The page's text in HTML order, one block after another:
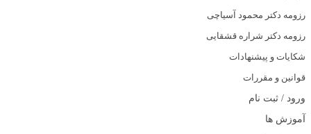
رزومه دکتر محمود آسیاچی
رزومه دکتر شراره قشقایی
شکایات و پیشنهادات
قوانین و مقررات
ورود / ثبت نام
آموزش ها